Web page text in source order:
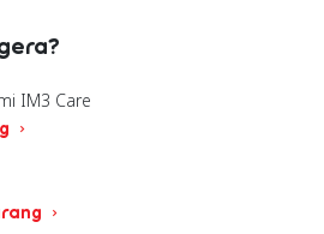
IM3 Care